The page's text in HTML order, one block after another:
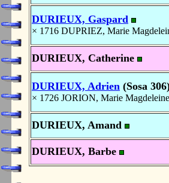
DURIEUX, Gaspard
× 1716 DUPRIEZ, Marie
DURIEUX, Catherine
DURIEUX, Adrien (Sosa
× 1726 JORION, Marie
DURIEUX, Amand
DURIEUX, Barbe